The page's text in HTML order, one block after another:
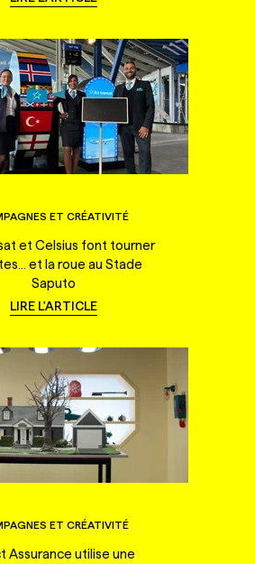
ET CRÉATIVITÉ
et Celsius font tourner
et la roue au Stade
Saputo
LIRE L'ARTICLE
ET CRÉATIVITÉ
Assurance utilise une